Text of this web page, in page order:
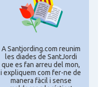
A Santjording.com reunim
les diades de SantJordi
que es fan arreu del mon,
i expliquem com fer-ne de
manera fàcil i sense